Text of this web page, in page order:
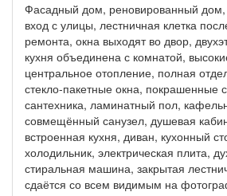
Фасадный дом, реновированный дом,
вход с улицы, лестничная клетка
ремонта, окна выходят во двор,
кухня объединена с комнатой,
центральное отопление, полная
стекло-пакетные окна, покрашенные
сантехника, ламинатный пол,
совмещённый санузел, душевая
встроенная кухня, диван, кухонный
холодильник, электрическая плита,
стиральная машина, закрытая
сдаётся со всем видимым на